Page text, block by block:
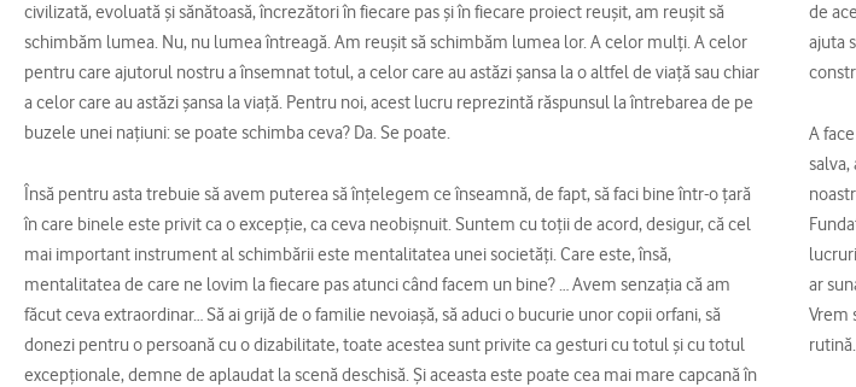
civilizată, evoluată şi sănătoasă, încrezători în fiecare pas şi în fiecare proiect reuşit, am reuşit să
schimbăm lumea. Nu, nu lumea întreagă. Am reuşit să schimbăm lumea lor. A celor mulţi. A celor
pentru care ajutorul nostru a însemnat totul, a celor care au astăzi şansa la o altfel de viaţă sau chiar
a celor care au astăzi şansa la viaţă. Pentru noi, acest lucru reprezintă răspunsul la întrebarea de pe
buzele unei naţiuni: se poate schimba ceva? Da. Se poate.
Însă pentru asta trebuie să avem puterea să înţelegem ce înseamnă, de fapt, să faci bine într-o ţară
în care binele este privit ca o excepţie, ca ceva neobişnuit. Suntem cu toţii de acord, desigur, că cel
mai important instrument al schimbării este mentalitatea unei societăţi. Care este, însă,
mentalitatea de care ne lovim la fiecare pas atunci când facem un bine? … Avem senzaţia că am
făcut ceva extraordinar… Să ai grijă de o familie nevoiaşă, să aduci o bucurie unor copii orfani, să
donezi pentru o persoană cu o dizabilitate, toate acestea sunt privite ca gesturi cu totul şi cu totul
excepţionale, demne de aplaudat la scenă deschisă. Şi aceasta este poate cea mai mare capcană în
de
ajuta
A
ar
Vrem
rutină.